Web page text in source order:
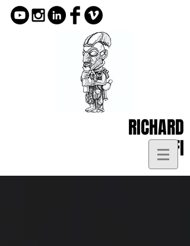
RICHARD
KOFI